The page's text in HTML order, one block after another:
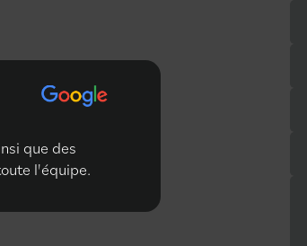
que des
l'équipe.
Service